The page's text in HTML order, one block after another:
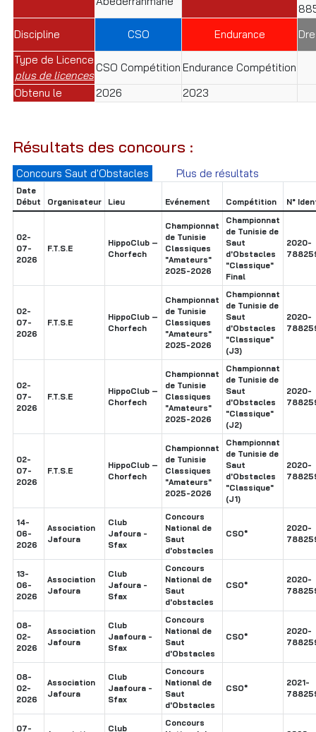
Discipline
CSO Endurance
Type de Licence
plus de licences
CSO Compétition Endurance Compétition
Obtenu le
2026 2023
Résultats des concours :
Concours Saut d'Obstacles Plus de résultats
Date
Début
Organisateur Lieu Evénement Compétition N°
02-
07-
2026
F.T.S.E
HippoClub –
Chorfech
Championnat
de Tunisie
Classiques
"Amateurs"
2025-2026
Championnat
de Tunisie de
Saut
d'Obstacles
"Classique"
Final
2020-
02-
07-
2026
F.T.S.E
HippoClub –
Chorfech
Championnat
de Tunisie
Classiques
"Amateurs"
2025-2026
Championnat
de Tunisie de
Saut
d'Obstacles
"Classique"
(J3)
2020-
02-
07-
2026
F.T.S.E
HippoClub –
Chorfech
Championnat
de Tunisie
Classiques
"Amateurs"
2025-2026
Championnat
de Tunisie de
Saut
d'Obstacles
"Classique"
(J2)
2020-
02-
07-
2026
F.T.S.E
HippoClub –
Chorfech
Championnat
de Tunisie
Classiques
"Amateurs"
2025-2026
Championnat
de Tunisie de
Saut
d'Obstacles
"Classique"
(J1)
2020-
14-
06-
2026
Association
Jafoura
Club
Jafoura -
Sfax
Concours
National de
Saut
d'obstacles
CSO*
2020-
13-
06-
2026
Association
Jafoura
Club
Jafoura -
Sfax
Concours
National de
Saut
d'obstacles
CSO*
2020-
08-
02-
2026
Association
Jafoura
Club
Jaafoura -
Sfax
Concours
National de
Saut
d'Obstacles
CSO*
2020-
08-
02-
2026
Association
Jafoura
Club
Jaafoura -
Sfax
Concours
National de
Saut
d'Obstacles
CSO*
2021-
07-
Club
Concours